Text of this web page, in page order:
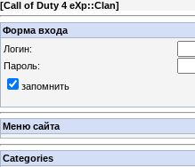
[Call of Duty 4 eXp::Clan]
Форма входа
Логин:
Пароль:
запомнить
Меню сайта
Categories